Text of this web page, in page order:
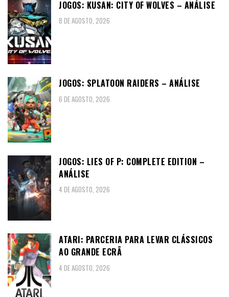
JOGOS: KUSAN: CITY OF WOLVES – ANÁLISE
8 DE AGOSTO, 2026
JOGOS: SPLATOON RAIDERS – ANÁLISE
6 DE AGOSTO, 2026
JOGOS: LIES OF P: COMPLETE EDITION –
ANÁLISE
4 DE AGOSTO, 2026
ATARI: PARCERIA PARA LEVAR CLÁSSICOS
AO GRANDE ECRÃ
4 DE AGOSTO, 2026